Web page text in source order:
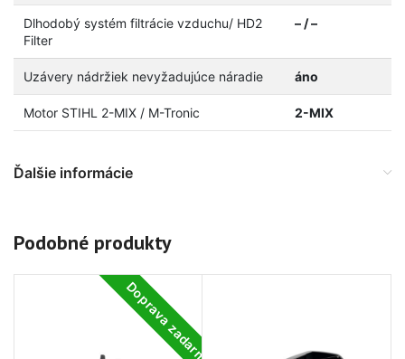
Dlhodobý systém filtrácie vzduchu/ HD2
Filter
– / –
Uzávery nádržiek nevyžadujúce náradie áno
Motor STIHL 2-MIX / M-Tronic 2-MIX
Ďalšie informácie
Podobné produkty
Doprava zadarmo